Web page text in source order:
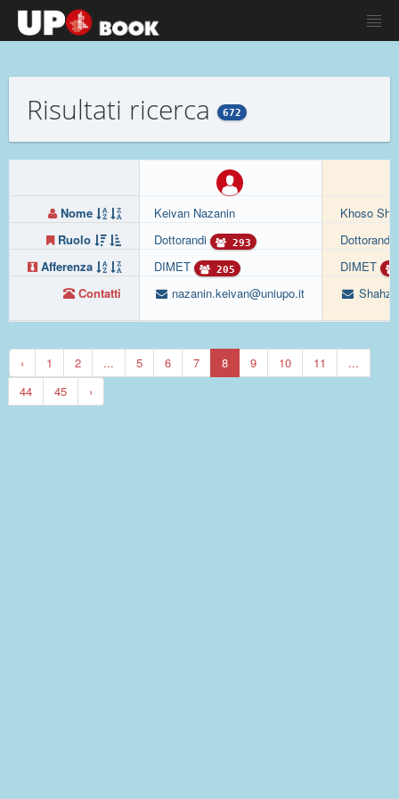
Risultati ricerca 672
Nome
Ruolo
Afferenza
Contatti
Keivan Nazanin
Dottorandi
293
DIMET 205
nazanin.keivan@uniupo.it
Khoso
Dottorandi
DIMET
‹ 1 2 ... 5 6 7 8 9 10 11
...
44
45 ›